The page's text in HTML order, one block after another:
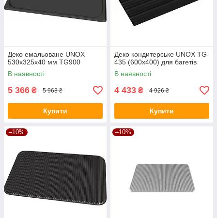
Деко емальоване UNOX
530x325x40 мм TG900
В наявності
5 366 ₴ 5 963 ₴
Купити
Деко кондитерське UNOX TG
435 (600х400) для багетів
В наявності
4 433 ₴ 4 926 ₴
Купити
–10% –10%